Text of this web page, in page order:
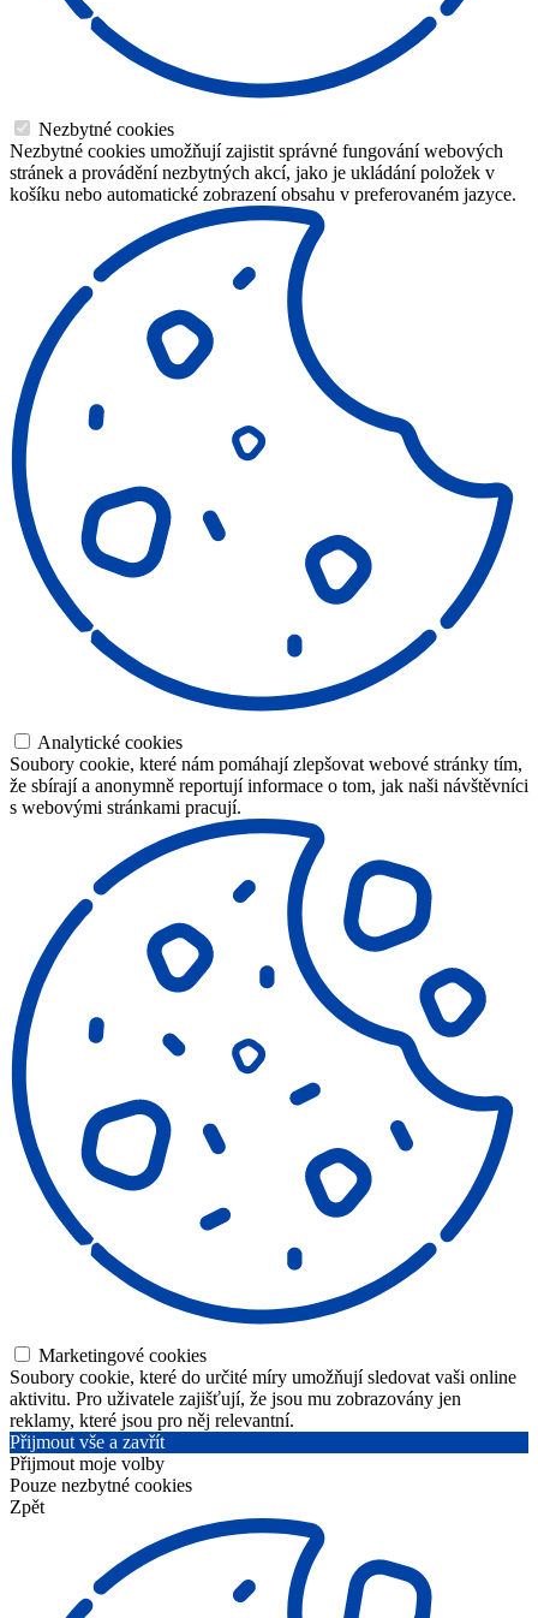
Nezbytné cookies
Nezbytné cookies umožňují zajistit správné fungování webových
stránek a provádění nezbytných akcí, jako je ukládání položek v
košíku nebo automatické zobrazení obsahu v preferovaném jazyce.
Analytické cookies
Soubory cookie, které nám pomáhají zlepšovat webové stránky tím,
že sbírají a anonymně reportují informace o tom, jak naši návštěvníci
s webovými stránkami pracují.
Marketingové cookies
Soubory cookie, které do určité míry umožňují sledovat vaši online
aktivitu. Pro uživatele zajišťují, že jsou mu zobrazovány jen
reklamy, které jsou pro něj relevantní.
Přijmout vše a zavřít
Přijmout moje volby
Pouze nezbytné cookies
Zpět